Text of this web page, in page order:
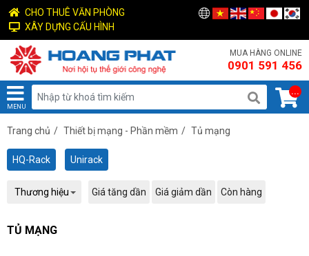
CHO THUÊ VĂN PHÒNG
XÂY DỰNG CẤU HÌNH
MUA HÀNG ONLINE
0901 591 456
MENU
...
Trang chủ / Thiết bị mạng - Phần mềm / Tủ mạng
HQ-Rack Unirack
Thương hiệu Giá tăng dần Giá giảm dần Còn hàng
TỦ MẠNG